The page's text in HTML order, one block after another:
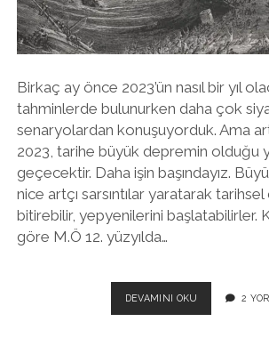
Birkaç ay önce 2023’ün nasıl bir yıl
tahminlerde bulunurken daha çok
senaryolardan konuşuyorduk. Ama
2023, tarihe büyük depremin olduğu
geçecektir. Daha işin başındayız.
nice artçı sarsıntılar yaratarak
bitirebilir, yepyenilerini başlatabilirler.
göre M.Ö 12. yüzyılda…
DEVAMINI OKU AKLINI
KULLANMAK
2